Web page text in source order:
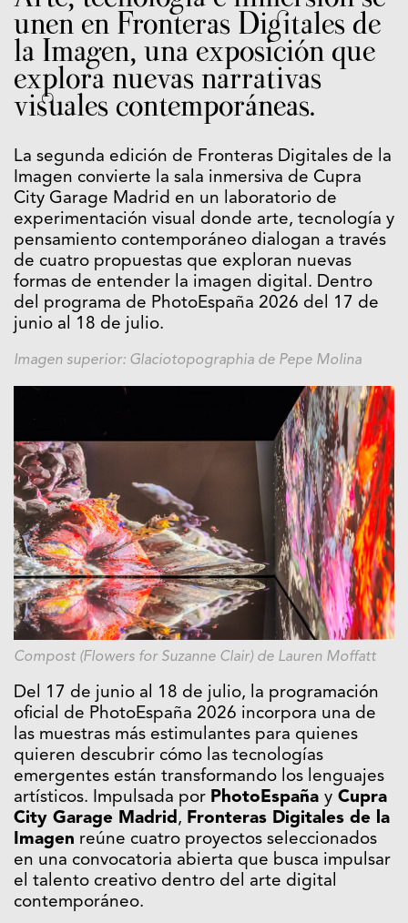
unen en Fronteras Digitales de
la Imagen, una exposición que
explora nuevas narrativas
visuales contemporáneas.
La segunda edición de Fronteras Digitales de la
Imagen convierte la sala inmersiva de Cupra
City Garage Madrid en un laboratorio de
experimentación visual donde arte, tecnología y
pensamiento contemporáneo dialogan a través
de cuatro propuestas que exploran nuevas
formas de entender la imagen digital. Dentro
del programa de PhotoEspaña 2026 del 17 de
junio al 18 de julio.
Imagen superior: Glaciotopographia de Pepe Molina
Compost (Flowers for Suzanne Clair) de Lauren Moffatt
Del 17 de junio al 18 de julio, la programación
oficial de PhotoEspaña 2026 incorpora una de
las muestras más estimulantes para quienes
quieren descubrir cómo las tecnologías
emergentes están transformando los lenguajes
artísticos. Impulsada por PhotoEspaña y Cupra
City Garage Madrid, Fronteras Digitales de la
Imagen reúne cuatro proyectos seleccionados
en una convocatoria abierta que busca impulsar
el talento creativo dentro del arte digital
contemporáneo.